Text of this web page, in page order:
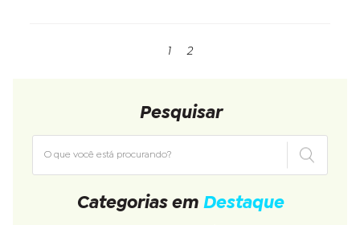
1 2
Pesquisar
Categorias em Destaque